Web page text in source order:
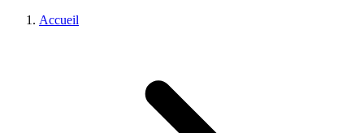
Accueil